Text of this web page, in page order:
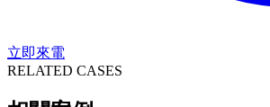
立即來電
RELATED CASES